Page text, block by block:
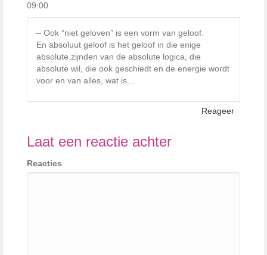
09:00
– Ook “niet geloven” is een vorm van geloof.
En absoluut geloof is het geloof in die enige
absolute.zijnden van de absolute logica, die
absolute wil, die ook geschiedt en de energie wordt
voor en van alles, wat is…
Reageer
Laat een reactie achter
Reacties